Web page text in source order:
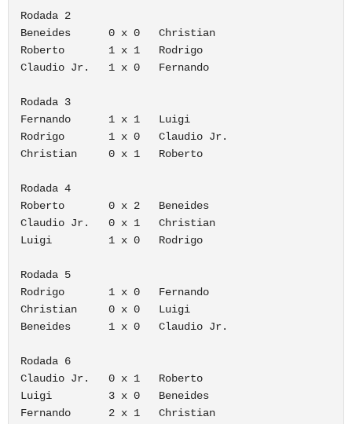
Rodada 2
Beneides      0 x 0   Christian
Roberto       1 x 1   Rodrigo
Claudio Jr.   1 x 0   Fernando
Rodada 3
Fernando      1 x 1   Luigi
Rodrigo       1 x 0   Claudio Jr.
Christian     0 x 1   Roberto
Rodada 4
Roberto       0 x 2   Beneides
Claudio Jr.   0 x 1   Christian
Luigi         1 x 0   Rodrigo
Rodada 5
Rodrigo       1 x 0   Fernando
Christian     0 x 0   Luigi
Beneides      1 x 0   Claudio Jr.
Rodada 6
Claudio Jr.   0 x 1   Roberto
Luigi         3 x 0   Beneides
Fernando      2 x 1   Christian